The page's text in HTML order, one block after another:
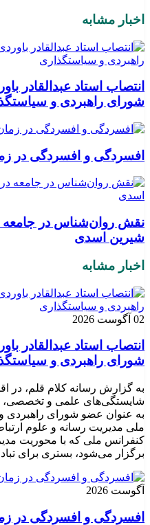
اخبار مشابه
انتصاب استاد عبدالقادر
شورای راهبردی و
افسردگی و افسردگی در
نقش روان‌شناس در جامعه
شیرین اسدی
اخبار مشابه
02 آگوست 2026
انتصاب استاد عبدالقادر
شورای راهبردی و
به گزارش رسانه کلام قلم، در
شایستگی‌های علمی و تخصصی،
به عنوان عضو شورای راهبردی
ملی مدیریت رسانه و علوم
کنفرانس ملی که با محوریت
برگزار می‌شود، بستری برای
آگوست 2026
افسردگی و افسردگی در